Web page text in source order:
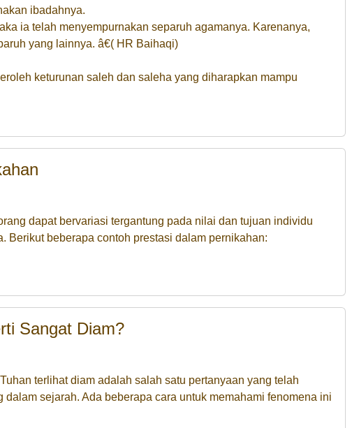
ibadahnya.
ia telah menyempurnakan separuh agamanya. Karenanya,
yang lainnya. â€( HR Baihaqi)
keturunan saleh dan saleha yang diharapkan mampu
dapat bervariasi tergantung pada nilai dan tujuan individu
Berikut beberapa contoh prestasi dalam pernikahan:
Sangat Diam?
terlihat diam adalah salah satu pertanyaan yang telah
sejarah. Ada beberapa cara untuk memahami fenomena ini